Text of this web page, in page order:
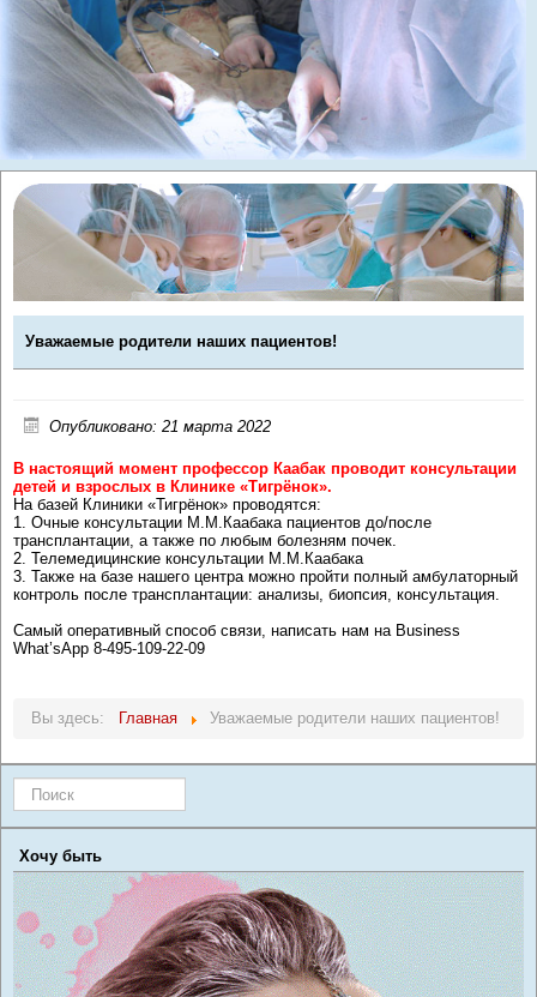
Уважаемые родители наших пациентов!
Опубликовано: 21 марта 2022
В настоящий момент профессор Каабак проводит консультации
детей и взрослых в Клинике «Тигрёнок».
На базей Клиники «Тигрёнок» проводятся:
1. Очные консультации М.М.Каабака пациентов до/после
трансплантации, а также по любым болезням почек.
2. Телемедицинские консультации М.М.Каабака
3. Также на базе нашего центра можно пройти полный амбулаторный
контроль после трансплантации: анализы, биопсия, консультация.
Самый оперативный способ связи, написать нам на Business
What’sApp 8-495-109-22-09
Вы здесь: Главная Уважаемые родители наших пациентов!
Искать...
Хочу быть